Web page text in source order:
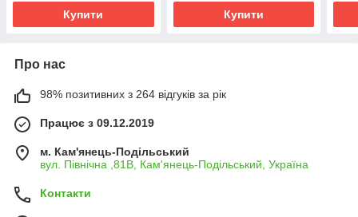
Купити Купити
Про нас
98% позитивних з 264 відгуків за рік
Працює з 09.12.2019
м. Кам'янець-Подільський
вул. Північна ,81В, Кам'янець-Подільський, Україна
Контакти